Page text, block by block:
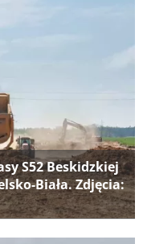
S52 Beskidzkiej
Biała. Zdjęcia: